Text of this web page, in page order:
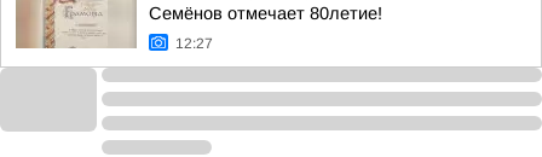
Семёнов отмечает 80летие!
12:27